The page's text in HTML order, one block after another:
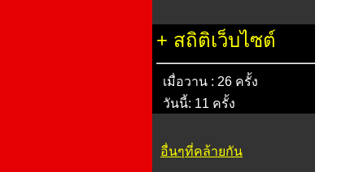
+ สถิติเว็บไซต์
เมื่อวาน : 26 ครั้ง
วันนี้: 11 ครั้ง
อื่นๆที่คล้ายกัน